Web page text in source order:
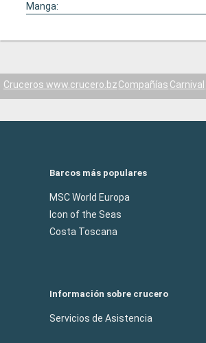
Manga:
Cruceros www.crucero.bzCompañías Carnival
Barcos más populares
MSC World Europa
Icon of the Seas
Costa Toscana
Información sobre crucero
Servicios de Asistencia